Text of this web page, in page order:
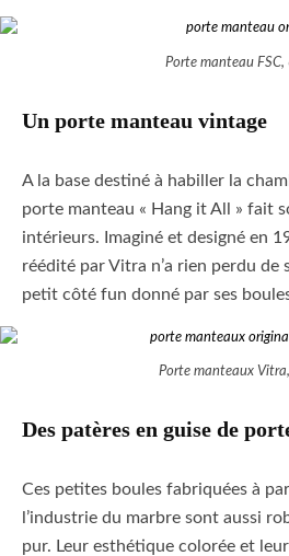
Porte manteau
Un porte manteau vintage
A la base destiné à habiller la
porte manteau « Hang it All » fait
intérieurs. Imaginé et designé en
réédité par Vitra n’a rien perdu de
petit côté fun donné par ses
Porte manteaux
Des patères en guise de
Ces petites boules fabriquées à
l’industrie du marbre sont aussi
pur. Leur esthétique colorée et